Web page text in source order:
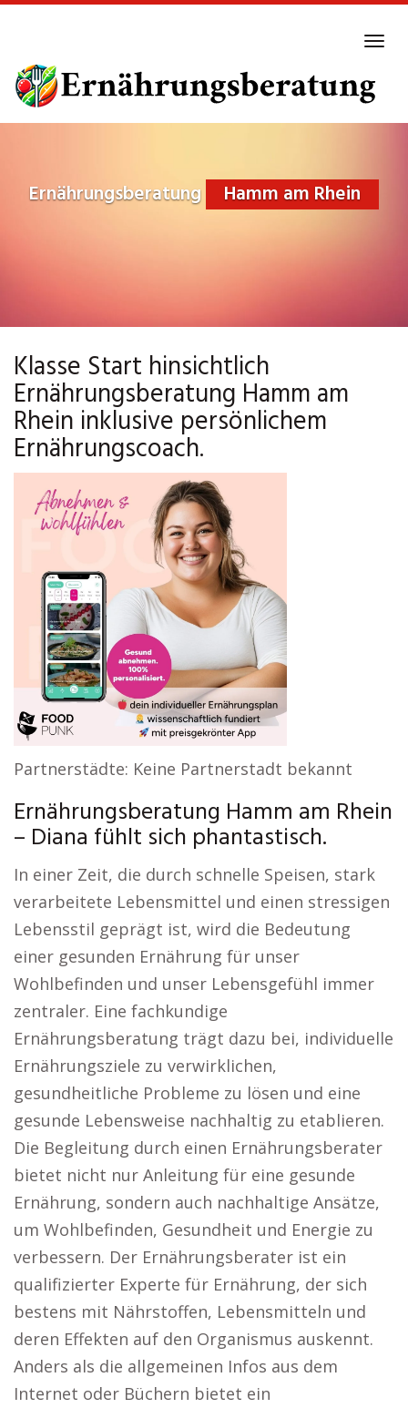
main
content
Ernährungsberatung Hamm am Rhein
Klasse Start hinsichtlich
Ernährungsberatung Hamm am
Rhein inklusive persönlichem
Ernährungscoach.
Partnerstädte: Keine Partnerstadt bekannt
Ernährungsberatung Hamm am Rhein
– Diana fühlt sich phantastisch.
In einer Zeit, die durch schnelle Speisen, stark
verarbeitete Lebensmittel und einen stressigen
Lebensstil geprägt ist, wird die Bedeutung
einer gesunden Ernährung für unser
Wohlbefinden und unser Lebensgefühl immer
zentraler. Eine fachkundige
Ernährungsberatung trägt dazu bei, individuelle
Ernährungsziele zu verwirklichen,
gesundheitliche Probleme zu lösen und eine
gesunde Lebensweise nachhaltig zu etablieren.
Die Begleitung durch einen Ernährungsberater
bietet nicht nur Anleitung für eine gesunde
Ernährung, sondern auch nachhaltige Ansätze,
um Wohlbefinden, Gesundheit und Energie zu
verbessern. Der Ernährungsberater ist ein
qualifizierter Experte für Ernährung, der sich
bestens mit Nährstoffen, Lebensmitteln und
deren Effekten auf den Organismus auskennt.
Anders als die allgemeinen Infos aus dem
Internet oder Büchern bietet ein